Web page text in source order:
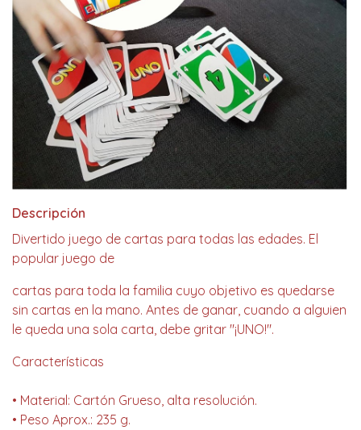
Descripción
Divertido juego de cartas para todas las edades. El
popular juego de
cartas para toda la familia cuyo objetivo es quedarse
sin cartas en la mano. Antes de ganar, cuando a alguien
le queda una sola carta, debe gritar "¡UNO!".
Características
• Material: Cartón Grueso, alta resolución.
• Peso Aprox.: 235 g.